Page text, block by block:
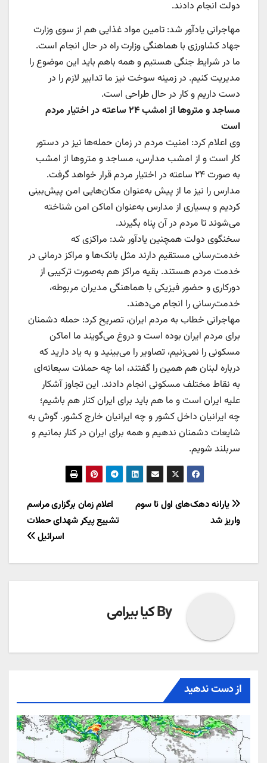
دولت انجام دادند.
مهاجرانی یادآور شد: تامین مواد غذایی‌ هم از سوی وزارت
جهاد کشاورزی با هماهنگی وزارت راه در حال انجام است.
ما در شرایط جنگی هستیم و همه باهم باید این موضوع را
مدیریت کنیم. در زمینه سوخت نیز ما تدابیر لازم را در
دست داریم و کار در حال طراحی است.
مساجد و متروها از امشب ۲۴ ساعته در اختیار مردم
است
وی اعلام کرد: امنیت مردم در زمان حمله‌ها نیز در دستور
کار است و از امشب مدارس، مساجد و متروها از امشب
به صورت ۲۴ ساعته در اختیار مردم قرار خواهد گرفت.
مدارس را نیز ما از پیش به‌عنوان مکان‌هایی امن پیش‌بینی
کردیم و بسیاری از مدارس به‌عنوان اماکن امن شناخته
می‌شوند تا مردم در آن پناه بگیرند.
سخنگوی دولت همچنین یادآور شد: مراکزی که
خدمت‌رسانی مستقیم دارند مثل بانک‌ها و مراکز درمانی در
خدمت مردم هستند. بقیه مراکز هم به‌صورت ترکیبی از
دورکاری و حضور فیزیکی با هماهنگی مدیران مربوطه،
خدمت‌رسانی را انجام می‌دهند.
مهاجرانی خطاب به مردم ایران، تصریح کرد: حمله دشمنان
برای مردم ایران بوده است و دروغ می‌گویند ما اماکن
مسکونی را نمی‌زنیم، تصاویر را می‌بینید و به یاد دارید که
درباره لبنان هم همین را گفتند، اما چه حملات سبعانه‌ای
به نقاط مختلف مسکونی انجام دادند. این تجاوز آشکار
علیه ایران است و ما هم باید برای ایران کنار هم باشیم؛
چه ایرانیان داخل کشور و چه ایرانیان خارج کشور. گوش به
شایعات دشمنان ندهیم و همه برای ایران در کنار بمانیم و
سربلند شویم.
راهبری
نوشته
اعلام زمان برگزاری مراسم
تشییع پیکر شهدای حملات
اسرائیل
یارانه دهک‌های اول تا سوم
واریز شد
Byکیا بیرامی
از دست ندهید